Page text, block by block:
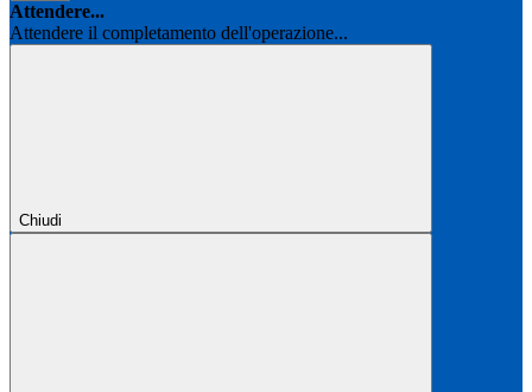
Attendere...
Attendere il completamento dell'operazione...
Chiudi